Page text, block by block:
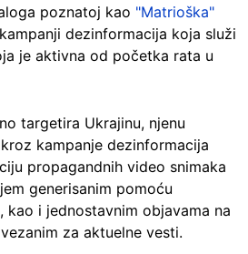
poznatoj kao "Matrioška"
dezinformacija koja služi
je aktivna od početka rata u
targetira Ukrajinu, njenu
kampanje dezinformacija
propagandnih video snimaka
generisanim pomoću
kao i jednostavnim objavama na
za aktuelne vesti.